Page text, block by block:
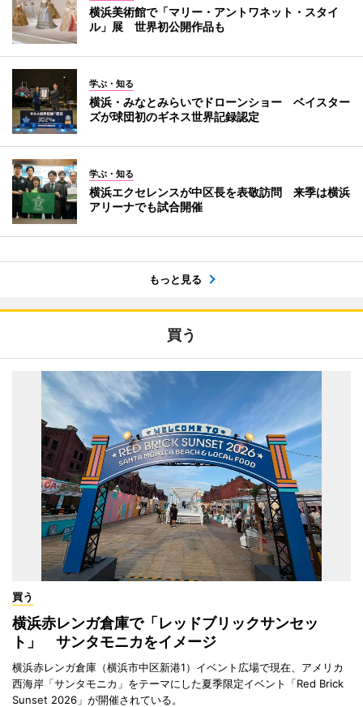
横浜美術館で「マリー・アントワネット・スタイ
ル」展 世界初公開作品も
学ぶ・知る
横浜・みなとみらいでドローンショー ベイスター
ズが球団初のギネス世界記録認定
学ぶ・知る
横浜エクセレンスが中区長を表敬訪問 来季は横浜
アリーナでも試合開催
もっと見る
買う
買う
横浜赤レンガ倉庫で「レッドブリックサンセッ
ト」 サンタモニカをイメージ
横浜赤レンガ倉庫（横浜市中区新港1）イベント広場で現在、アメリカ
西海岸「サンタモニカ」をテーマにした夏季限定イベント「Red Brick
Sunset 2026」が開催されている。